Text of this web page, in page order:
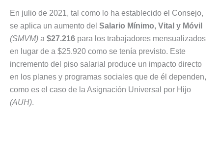
En julio de 2021, tal como lo ha establecido el Consejo,
se aplica un aumento del Salario Mínimo, Vital y Móvil
(SMVM) a $27.216 para los trabajadores mensualizados
en lugar de a $25.920 como se tenía previsto. Este
incremento del piso salarial produce un impacto directo
en los planes y programas sociales que de él dependen,
como es el caso de la Asignación Universal por Hijo
(AUH).